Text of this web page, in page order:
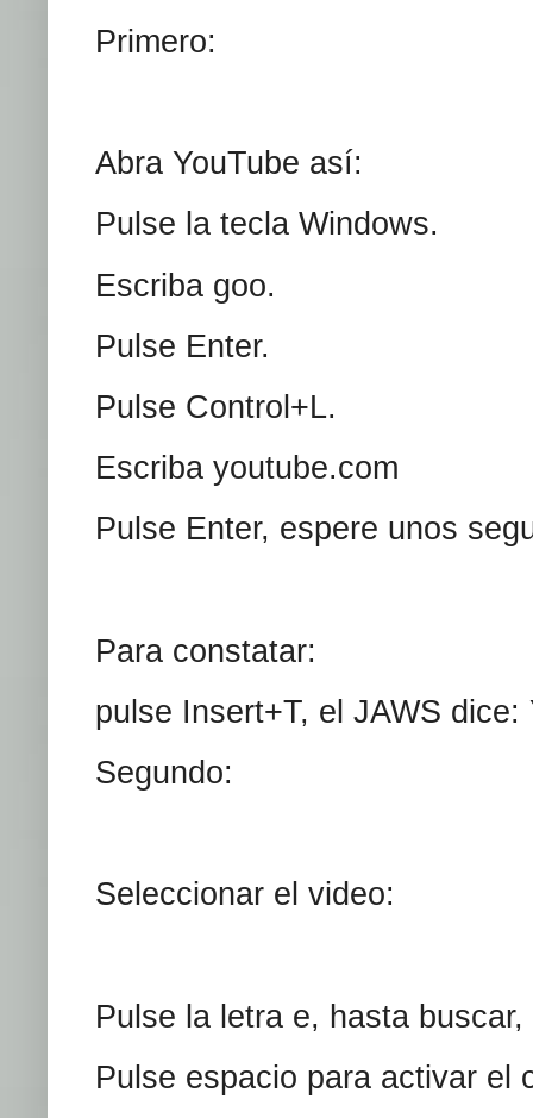
Primero:
Abra YouTube así:
Pulse la tecla Windows.
Escriba goo.
Pulse Enter.
Pulse Control+L.
Escriba youtube.com
Pulse Enter, espere unos
Para constatar:
pulse Insert+T, el JAWS
Segundo:
Seleccionar el video:
Pulse la letra e, hasta
Pulse espacio para activar el